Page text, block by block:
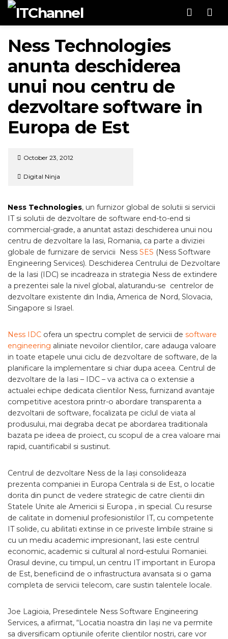
Ness Technologies
anunta deschiderea
unui nou centru de
dezvoltare software in
Europa de Est
October 23, 2012
Digital Ninja
Ness Technologies, un furnizor global de solutii si servicii
IT si solutii de dezvoltare de software end-to-end si
commercial-grade, a anuntat astazi deschiderea unui nou
centru de dezvoltare la Iasi, Romania, ca parte a diviziei
globale de furnizare de servicii Ness SES (Ness Software
Engineering Services). Deschiderea Centrului de Dezvoltare
de la Iasi (IDC) se incadreaza in strategia Ness de extindere
a prezentei sale la nivel global, alaturandu-se centrelor de
dezvoltare existente din India, America de Nord, Slovacia,
Singapore si Israel.
Ness IDC ofera un spectru complet de servicii de software
engineering aliniate nevoilor clientilor, care adauga valoare
in toate etapele unui ciclu de dezvoltare de software, de la
planificare la implementare si chiar dupa aceea. Centrul de
dezvoltare de la Iasi – IDC – va activa ca o extensie a
actualei echipe dedicata clientilor Ness, furnizand avantaje
competitive acestora printr-o abordare transparenta a
dezvoltarii de software, focalizata pe ciclul de viata al
produsului, mai degraba decat pe abordarea traditionala
bazata pe ideea de proiect, cu scopul de a crea valoare mai
rapid, cuantificabil si sustinut.
Centrul de dezvoltare Ness de la Iași consolideaza
prezenta companiei in Europa Centrala si de Est, o locatie
dorita din punct de vedere strategic de catre clientii din
Statele Unite ale Americii si Europa , in special. Cu resurse
de calitate in domeniul profesionistilor IT, cu competente
IT solide, cu abilitati extinse in ce priveste limbile straine si
cu un mediu academic impresionant, Iasi este centrul
economic, academic si cultural al nord-estului Romaniei.
Orasul devine, cu timpul, un centru IT important in Europa
de Est, beneficiind de o infrastructura avansata si o gama
completa de servicii telecom, care sustin talentele locale.
Joe Lagioia, Presedintele Ness Software Engineering
Services, a afirmat, “Locatia noastra din Iași ne va permite
sa diversificam optiunile oferite clientilor nostri, care vor